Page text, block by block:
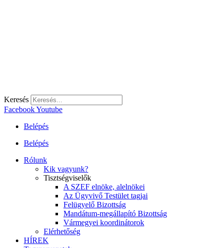
Keresés
FacebookYoutube
Belépés
Belépés
Rólunk
Kik vagyunk?
Tisztségviselők
A SZEF elnöke, alelnökei
Az Ügyvivő Testület tagjai
Felügyelő Bizottság
Mandátum-megállapító Bizottság
Vármegyei koordinátorok
Elérhetőség
HÍREK